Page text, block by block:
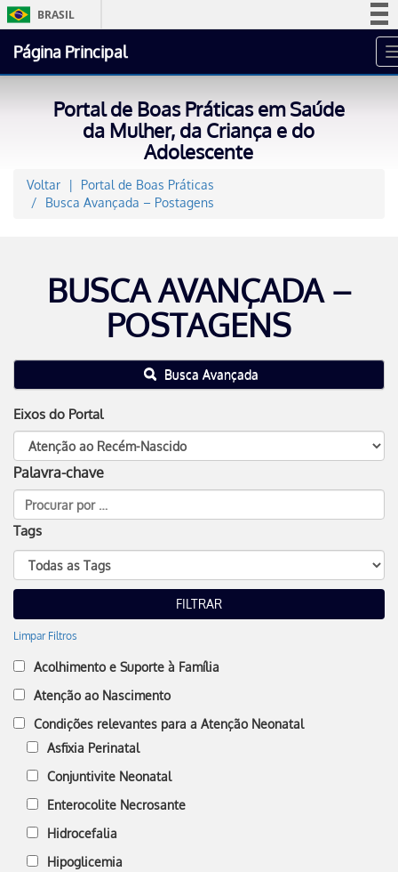
BRASIL
Acesso à informação
Página Principal
Portal de Boas Práticas em Saúde
da Mulher, da Criança e do
Adolescente
Voltar
Portal de Boas Práticas
Busca Avançada – Postagens
BUSCA AVANÇADA –
POSTAGENS
Busca Avançada
Eixos do Portal
Palavra-chave
Tags
Limpar Filtros
Acolhimento e Suporte à Família
Atenção ao Nascimento
Condições relevantes para a Atenção Neonatal
Asfixia Perinatal
Conjuntivite Neonatal
Enterocolite Necrosante
Hidrocefalia
Hipoglicemia